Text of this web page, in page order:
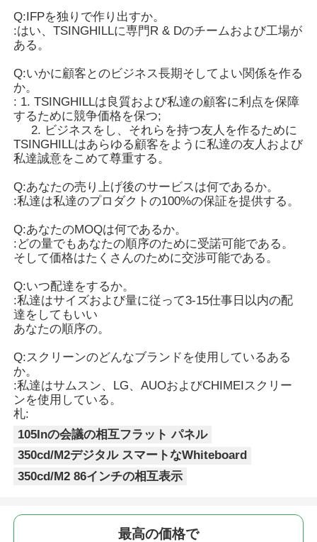
Q:IFPを独りで作り出すか。
:はい、TSINGHILLに専門R & Dのチームおよび工場が
ある。
Q:いかに顧客とのビジネス長期そしてよい関係を作る
か。
: 1. TSINGHILLは良質および私達の顧客に利点を保障
するために競争価格を保つ;
2. ビジネスをし、それらを持つ友人を作るために
TSINGHILLはあらゆる顧客をように私達の友人および
私達誠意をこめて尊重する。
Q:あなたの売り上げ後のサービスは何であるか。
:私達は私達のプロダクトの100%の保証を提供する。
Q:あなたのMOQは何であるか。
:どの量でもあなたの順序のために受諾可能である。
そして価格はたくさんのために交渉可能である。
Q:いつ配達をするか。
:私達はサイズおよび量に従って3-15仕事日以内の配
達をしてもいい
あなたの順序の。
Q:スクリーンのどんなブランドを使用しているある
か。
:私達はサムスン、LG、AUOおよびCHIMEIスクリー
ンを使用している。
札:
105Inの会議の相互フラット パネル
350cd/M2デジタル スマートなWhiteboard
350cd/M2 86インチの相互表示
最高の価格で